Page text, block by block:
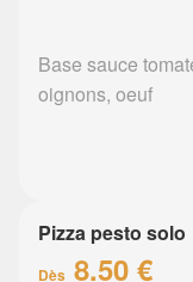
Base sauce
oignons, oeuf
Pizza pesto solo
Dès 8.50 €